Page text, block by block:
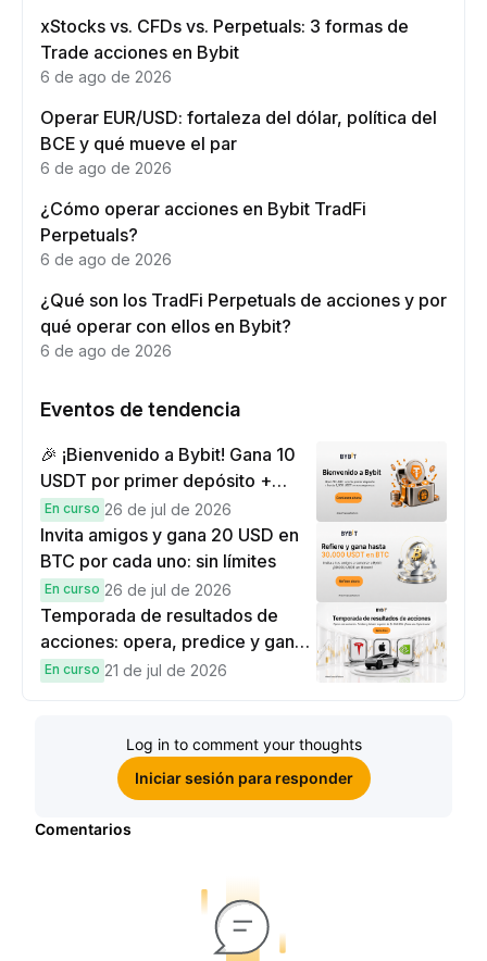
xStocks vs. CFDs vs. Perpetuals: 3 formas de
Trade acciones en Bybit
6 de ago de 2026
Operar EUR/USD: fortaleza del dólar, política del
BCE y qué mueve el par
6 de ago de 2026
¿Cómo operar acciones en Bybit TradFi
Perpetuals?
6 de ago de 2026
¿Qué son los TradFi Perpetuals de acciones y por
qué operar con ellos en Bybit?
6 de ago de 2026
Eventos de tendencia
🎉 ¡Bienvenido a Bybit! Gana 10
USDT por primer depósito +
hasta 9,999 USDT en
recompensas
En curso 26 de jul de 2026
Invita amigos y gana 20 USD en
BTC por cada uno: sin límites
En curso 26 de jul de 2026
Temporada de resultados de
acciones: opera, predice y gana
una Cybertruck.
En curso 21 de jul de 2026
Log in to comment your thoughts
Iniciar sesión para responder
Comentarios